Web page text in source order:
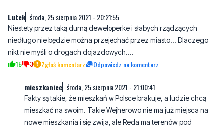
To urzędy by baczniej rozpatrywały pewne sprawy .
18 0 Zgłoś komentarz Odpowiedz na komentarz
Lutek środa, 25 sierpnia 2021 - 20:21:55
Niestety przez taką durną deweloperke i słabych rządzących
nikt nie myśli o drogach dojazdowych....
3 Zgłoś komentarz Odpowiedz na komentarz
mieszkaniec środa, 25 sierpnia 2021 - 21:00:41